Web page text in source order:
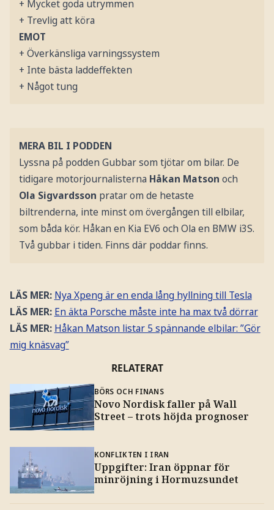
+ Mycket goda utrymmen
+ Trevlig att köra
EMOT
+ Överkänsliga varningssystem
+ Inte bästa laddeffekten
+ Något tung
MERA BIL I PODDEN
Lyssna på podden Gubbar som tjötar om bilar. De
tidigare motorjournalisterna Håkan Matsonoch
Ola Sigvardsson pratar om de hetaste
biltrenderna, inte minst om övergången till elbilar,
som båda kör. Håkan en Kia EV6 och Ola en BMW i3S.
Två gubbar i tiden. Finns där poddar finns.
LÄS MER: Nya Xpeng är en enda lång hyllning till Tesla
LÄS MER: En äkta Porsche måste inte ha max två dörrar
LÄS MER: Håkan Matson listar 5 spännande elbilar: ”Gör
mig knäsvag”
RELATERAT
BÖRS OCH FINANS
Novo Nordisk faller på Wall
Street – trots höjda prognoser
KONFLIKTEN I IRAN
Uppgifter: Iran öppnar för
minröjning i Hormuzsundet